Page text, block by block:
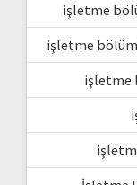
işletme
işletme
işletme